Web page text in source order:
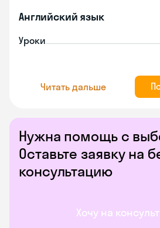
Нужна помощь с
Оставьте заявку на
консультацию
Хочу на
Английский язык
Уроки
Читать дальше